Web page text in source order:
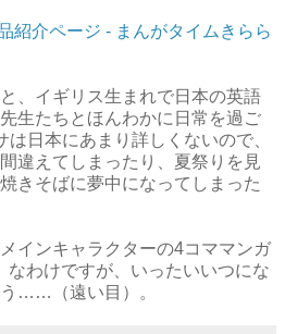
紹介ページ - まんがタイムきらら
、イギリス生まれで日本の英語
生たちとほんわかに日常を過ご
日本にあまり詳しくないので、
違えてしまったり、夏祭りを見
きそばに夢中になってしまった
インキャラクターの4コママンガ
なわけですが、いったいいつにな
……（遠い目）。